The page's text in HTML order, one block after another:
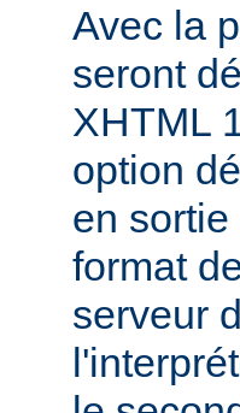
Avec la
seront
XHTML
option
en
format
serveur